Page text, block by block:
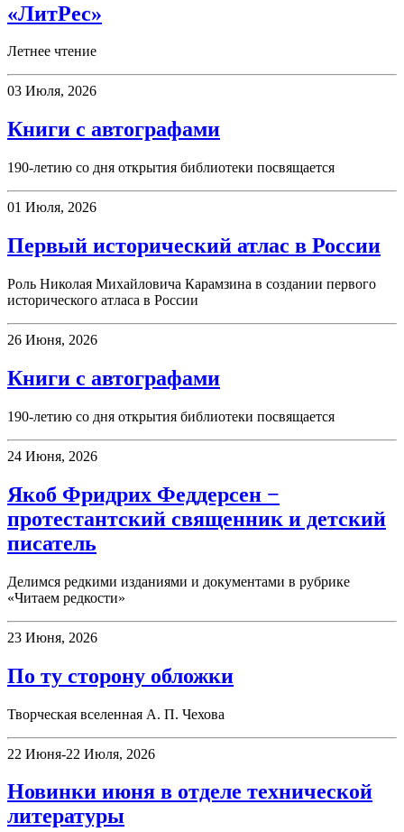
«ЛитРес»
Летнее чтение
03 Июля, 2026
Книги с автографами
190-летию со дня открытия библиотеки посвящается
01 Июля, 2026
Первый исторический атлас в России
Роль Николая Михайловича Карамзина в создании первого
исторического атласа в России
26 Июня, 2026
Книги с автографами
190-летию со дня открытия библиотеки посвящается
24 Июня, 2026
Якоб Фридрих Феддерсен −
протестантский священник и детский
писатель
Делимся редкими изданиями и документами в рубрике
«Читаем редкости»
23 Июня, 2026
По ту сторону обложки
Творческая вселенная А. П. Чехова
22 Июня-22 Июля, 2026
Новинки июня в отделе технической
литературы